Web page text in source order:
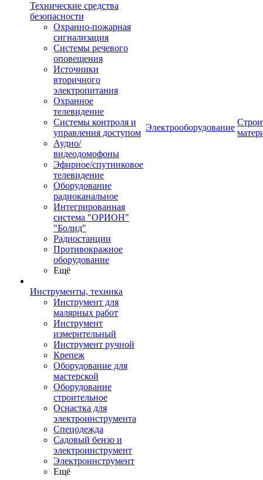
Технические средства
безопасности
Охранно-пожарная
сигнализация
Системы речевого
оповещения
Источники
вторичного
электропитания
Охранное
телевидение
Системы контроля и
управления доступом
Аудио/
видеодомофоны
Эфирное/спутниковое
телевидение
Оборудование
радиоканальное
Интегрированная
система "ОРИОН"
"Болид"
Радиостанции
Противокражное
оборудование
Ещё
Инструменты, техника
Инструмент для
малярных работ
Инструмент
измерительный
Инструмент ручной
Крепеж
Оборудование для
мастерской
Оборудование
строительное
Оснастка для
электроинструмента
Спецодежда
Садовый бензо и
электроинструмент
Электроинструмент
Ещё
Электрооборудование